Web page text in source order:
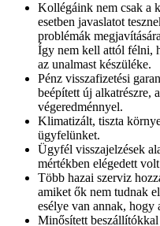
Kollégáink nem csak a
esetben javaslatot
problémák
Így nem kell attól félni,
az unalmast készüléke.
Pénz visszafizetési
beépített új alkatrészre,
végeredménnyel.
Klimatizált, tiszta
ügyfelünket.
Ügyfél visszajelzések
mértékben elégedett
Több hazai szerviz
amiket ők nem tudnak
esélye van annak, hogy
Minősített